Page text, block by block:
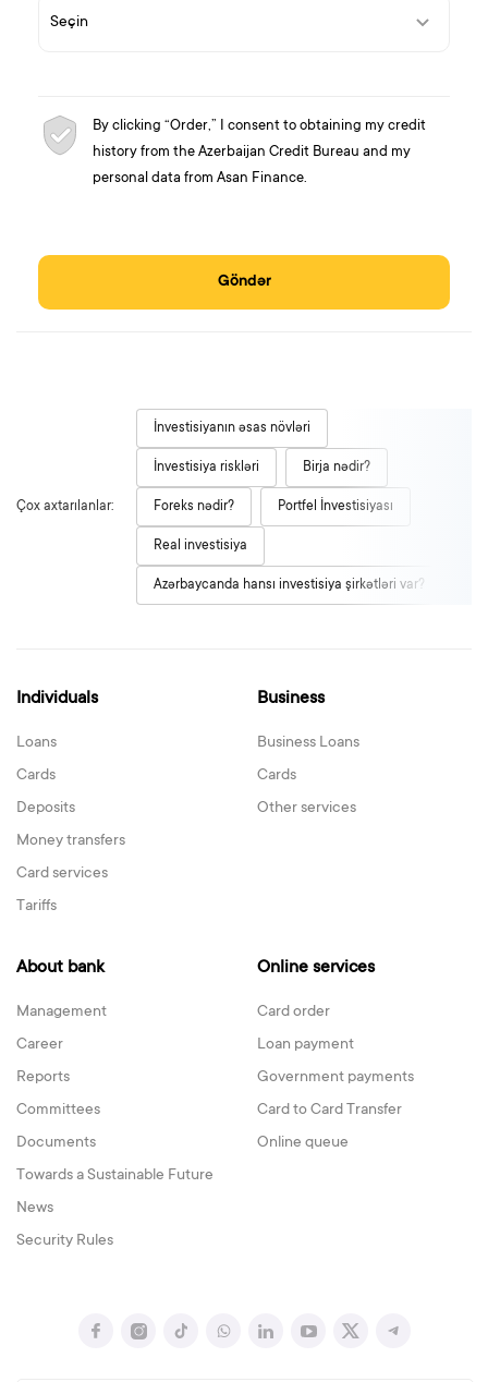
By clicking “Order,” I consent to obtaining my credit
history from the Azerbaijan Credit Bureau and my
personal data from Asan Finance.
Göndər
Çox axtarılanlar:
İnvestisiyanın əsas növləri
İnvestisiya riskləri Birja nədir?
Foreks nədir? Portfel İnvestisiyası
Real investisiya
Azərbaycanda hansı investisiya şirkətləri var?
Individuals
Loans
Cards
Deposits
Money transfers
Card services
Tariffs
Business
Business Loans
Cards
Other services
About bank
Management
Career
Reports
Committees
Documents
Towards a Sustainable Future
News
Security Rules
Online services
Card order
Loan payment
Government payments
Card to Card Transfer
Online queue